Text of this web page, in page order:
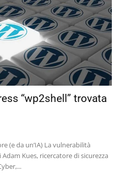
“wp2shell” trovata
La vulnerabilità
Adam Kues, ricercatore di sicurezza